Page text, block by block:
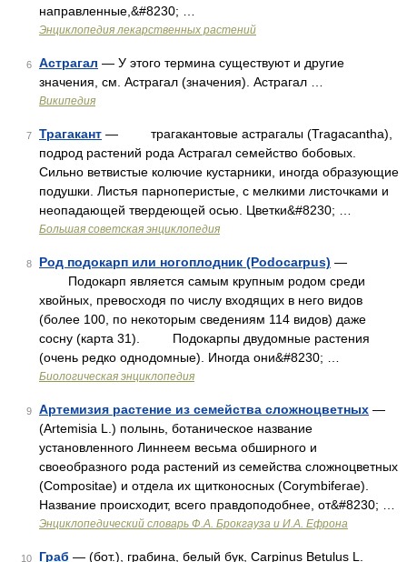
направленные,&#8230; …
Энциклопедия лекарственных растений
6 Астрагал — У этого термина существуют и другие
значения, см. Астрагал (значения). Астрагал …
Википедия
7 Трагакант — трагакантовые астрагалы (Tragacantha),
подрод растений рода Астрагал семейство бобовых.
Сильно ветвистые колючие кустарники, иногда образующие
подушки. Листья парноперистые, с мелкими листочками и
неопадающей твердеющей осью. Цветки&#8230; …
Большая советская энциклопедия
8 Род подокарп или ногоплодник (Podocarpus) —
Подокарп является самым крупным родом среди
хвойных, превосходя по числу входящих в него видов
(более 100, по некоторым сведениям 114 видов) даже
сосну (карта 31). Подокарпы двудомные растения
(очень редко однодомные). Иногда они&#8230; …
Биологическая энциклопедия
9 Артемизия растение из семейства сложноцветных —
(Artemisia L.) полынь, ботаническое название
установленного Линнеем весьма обширного и
своеобразного рода растений из семейства сложноцветных
(Compositae) и отдела их щитконосных (Corymbiferae).
Название происходит, всего правдоподобнее, от&#8230; …
Энциклопедический словарь Ф.А. Брокгауза и И.А. Ефрона
10 Граб — (бот.), грабина, белый бук, Carpinus Betulus L.